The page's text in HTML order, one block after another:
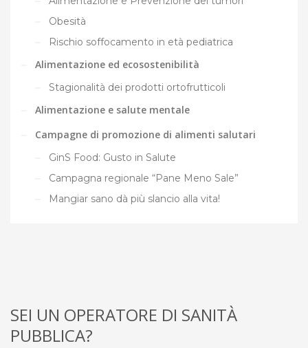
Obesità
Rischio soffocamento in età pediatrica
Alimentazione ed ecosostenibilità
Stagionalità dei prodotti ortofrutticoli
Alimentazione e salute mentale
Campagne di promozione di alimenti salutari
GinS Food: Gusto in Salute
Campagna regionale “Pane Meno Sale”
Mangiar sano dà più slancio alla vita!
SEI UN OPERATORE DI SANITÀ
PUBBLICA?